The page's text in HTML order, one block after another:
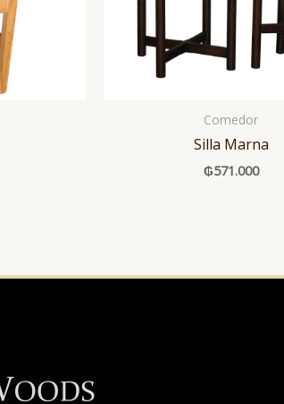
Comedor
Silla Marna
₲571.000